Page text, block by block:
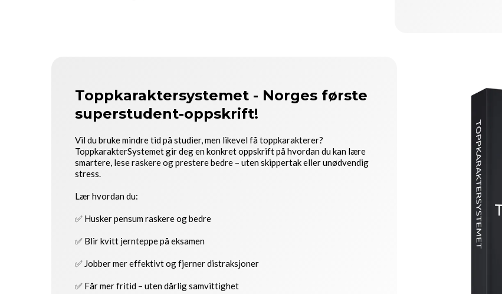
Toppkaraktersystemet - Norges første
superstudent-oppskrift!
Vil du bruke mindre tid på studier, men likevel få toppkarakterer?
ToppkarakterSystemet gir deg en konkret oppskrift på hvordan du kan lære
smartere, lese raskere og prestere bedre – uten skippertak eller unødvendig
stress.
Lær hvordan du:
✅ Husker pensum raskere og bedre
✅ Blir kvitt jernteppe på eksamen
✅ Jobber mer effektivt og fjerner distraksjoner
✅ Får mer fritid – uten dårlig samvittighet